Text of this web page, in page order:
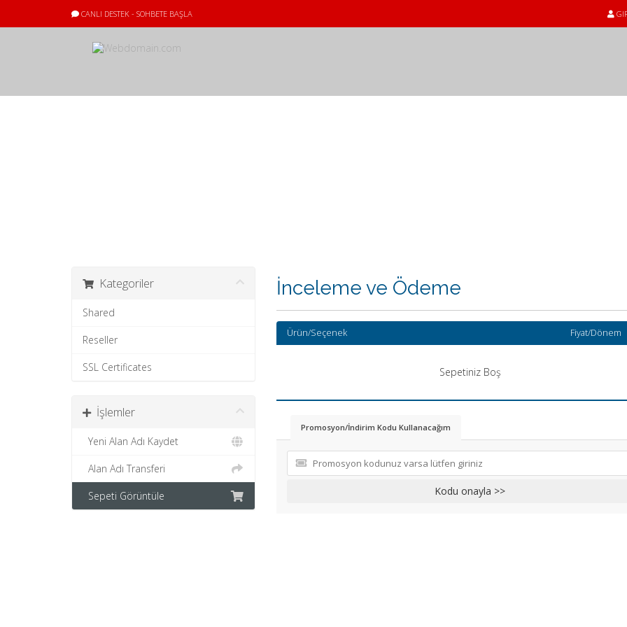
CANLI DESTEK - SOHBETE BAŞLA
İnceleme ve Ödeme
Kategoriler
Shared
Reseller
SSL Certificates
İşlemler
Yeni Alan Adı Kaydet
Alan Adı Transferi
Sepeti Görüntüle
Ürün/Seçenek Fiyat/Dönem
Sepetiniz Boş
Promosyon/İndirim Kodu Kullanacağım
Kodu onayla >>